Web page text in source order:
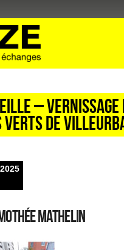
– Vernissage
VERTS DE
MATHELIN